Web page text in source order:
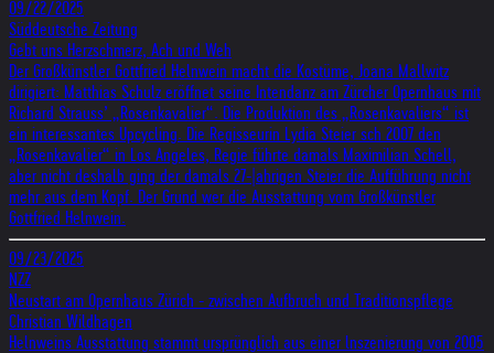
09/22/2025
Süddeutsche Zeitung
Gebt uns Herzschmerz, Ach und Weh
Der Großkünstler Gottfried Helnwein macht die Kostüme, Joana Mallwitz
dirigiert: Matthias Schulz eröffnet seine Intendanz am Zürcher Opernhaus mit
Richard Strauss’ „Rosenkavalier“. Die Produktion des „Rosenkavaliers“ ist
ein interessantes Upcycling. Die Regisseurin Lydia Steier sch 2007 den
„Rosenkavalier“ in Los Angeles, Regie führte damals Maximilian Schell,
aber nicht deshalb ging der damals 27-|ahrigen Steier die Aufführung nicht
mehr aus dem Kopf. Der Grund wer die Ausstattung vom Großkünstler
Gottfried Helnwein.
09/23/2025
NZZ
Neustart am Opernhaus Zürich - zwischen Aufbruch und Traditionspflege
Christian Wildhagen
Helnweins Ausstattung stammt ursprünglich aus einer lnszenierung von 2005